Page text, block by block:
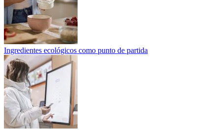
Ingredientes ecológicos como punto de partida